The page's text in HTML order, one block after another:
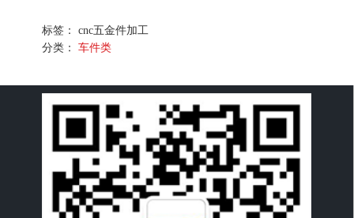
标签： cnc五金件加工
分类： 车件类